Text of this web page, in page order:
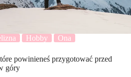
Hobby Ona
powinieneś przygotować przed
góry